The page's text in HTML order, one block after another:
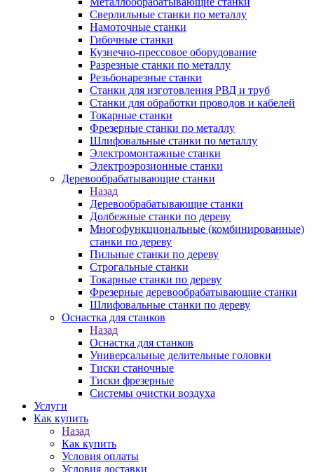
Сверлильные станки по металлу
Намоточные станки
Гибочные станки
Кузнечно-прессовое оборудование
Разрезные станки по металлу
Резьбонарезные станки
Станки для изготовления РВД и труб
Станки для обработки проводов и кабелей
Токарные станки
Фрезерные станки по металлу
Шлифовальные станки по металлу
Электромонтажные станки
Электроэрозионные станки
Деревообрабатывающие станки
Назад
Деревообрабатывающие станки
Долбежные станки по дереву
Многофункциональные (комбинированные)
станки по дереву
Пильные станки по дереву
Строгальные станки
Токарные станки по дереву
Фрезерные деревообрабатывающие станки
Шлифовальные станки по дереву
Оснастка для станков
Назад
Оснастка для станков
Универсальные делительные головки
Тиски станочные
Тиски фрезерные
Системы очистки воздуха
Услуги
Как купить
Назад
Как купить
Условия оплаты
Условия доставки